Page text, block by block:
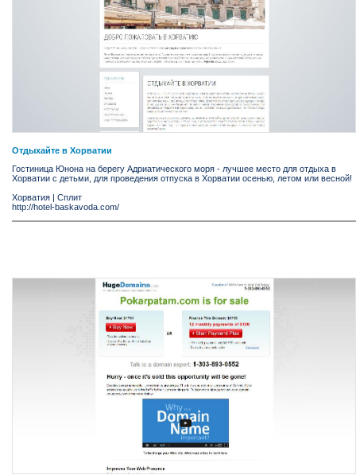
Отдыхайте в Хорватии
Гостиница Юнона на берегу Адриатического моря - лучшее место для отдыха в
Хорватии с детьми, для проведения отпуска в Хорватии осенью, летом или весной!
Хорватия
Сплит
http://hotel-baskavoda.com/